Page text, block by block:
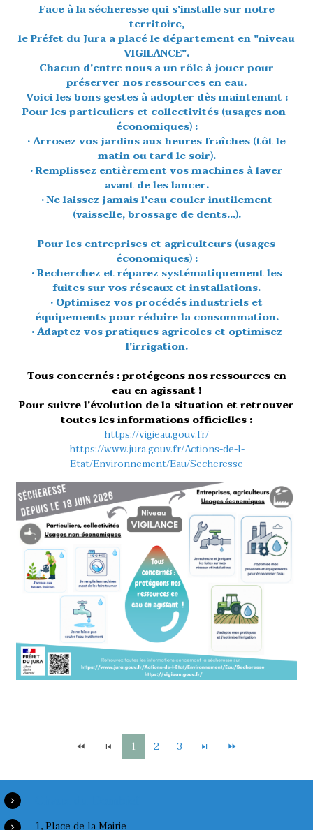
Face à la sécheresse qui s'installe sur notre
territoire,
le Préfet du Jura a placé le département en "niveau
VIGILANCE".
Chacun d'entre nous a un rôle à jouer pour
préserver nos ressources en eau.
Voici les bons gestes à adopter dès maintenant :
Pour les particuliers et collectivités (usages non-
économiques) :
• Arrosez vos jardins aux heures fraîches (tôt le
matin ou tard le soir).
• Remplissez entièrement vos machines à laver
avant de les lancer.
• Ne laissez jamais l'eau couler inutilement
(vaisselle, brossage de dents...).
Pour les entreprises et agriculteurs (usages
économiques) :
• Recherchez et réparez systématiquement les
fuites sur vos réseaux et installations.
• Optimisez vos procédés industriels et
équipements pour réduire la consommation.
• Adaptez vos pratiques agricoles et optimisez
l'irrigation.
Tous concernés : protégeons nos ressources en
eau en agissant !
Pour suivre l'évolution de la situation et retrouver
toutes les informations officielles :
https://vigieau.gouv.fr/
https://www.jura.gouv.fr/Actions-de-l-
Etat/Environnement/Eau/Secheresse
1 2 3
1, Place de la Mairie